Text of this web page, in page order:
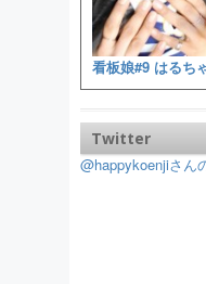
看板娘#9 はるち
Twitter
@happykoenjiさん